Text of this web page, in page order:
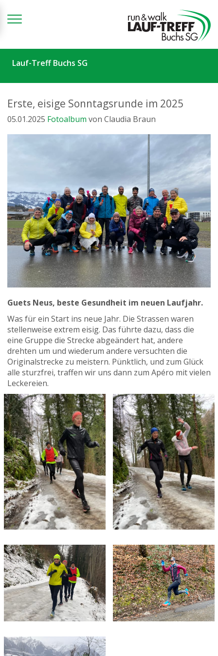
Lauf-Treff Buchs SG
Erste, eisige Sonntagsrunde im 2025
05.01.2025 Fotoalbum von Claudia Braun
Guets Neus, beste Gesundheit im neuen Laufjahr.
Was für ein Start ins neue Jahr. Die Strassen waren
stellenweise extrem eisig. Das führte dazu, dass die
eine Gruppe die Strecke abgeändert hat, andere
drehten um und wiederum andere versuchten die
Originalstrecke zu meistern. Pünktlich, und zum Glück
alle sturzfrei, traffen wir uns dann zum Apéro mit vielen
Leckereien.